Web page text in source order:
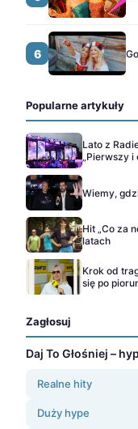
6
Popularne artykuły
Lato z
„Pierwszy i
Wiemy,
Hit „Co za
latach
Krok od
się po
Zagłosuj
Daj To Głośniej –
Realne hity
Duży hype